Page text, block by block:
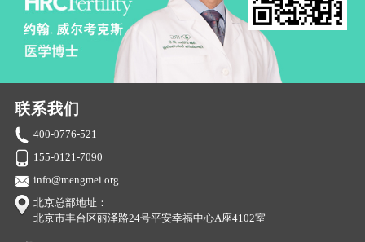
联系我们
400-0776-521
155-0121-7090
info@mengmei.org
北京总部地址：
北京市丰台区丽泽路24号平安幸福中心A座4102室